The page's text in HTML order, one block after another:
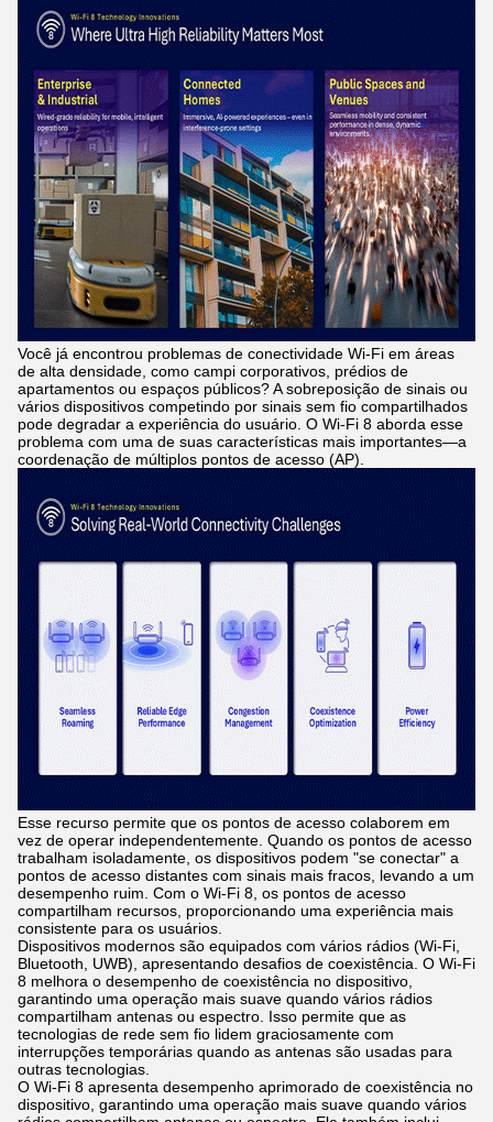
Você já encontrou problemas de conectividade Wi-Fi em áreas
de alta densidade, como campi corporativos, prédios de
apartamentos ou espaços públicos? A sobreposição de sinais ou
vários dispositivos competindo por sinais sem fio compartilhados
pode degradar a experiência do usuário. O Wi-Fi 8 aborda esse
problema com uma de suas características mais importantes—a
coordenação de múltiplos pontos de acesso (AP).
Esse recurso permite que os pontos de acesso colaborem em
vez de operar independentemente. Quando os pontos de acesso
trabalham isoladamente, os dispositivos podem "se conectar" a
pontos de acesso distantes com sinais mais fracos, levando a um
desempenho ruim. Com o Wi-Fi 8, os pontos de acesso
compartilham recursos, proporcionando uma experiência mais
consistente para os usuários.
Dispositivos modernos são equipados com vários rádios (Wi-Fi,
Bluetooth, UWB), apresentando desafios de coexistência. O Wi-Fi
8 melhora o desempenho de coexistência no dispositivo,
garantindo uma operação mais suave quando vários rádios
compartilham antenas ou espectro. Isso permite que as
tecnologias de rede sem fio lidem graciosamente com
interrupções temporárias quando as antenas são usadas para
outras tecnologias.
O Wi-Fi 8 apresenta desempenho aprimorado de coexistência no
dispositivo, garantindo uma operação mais suave quando vários